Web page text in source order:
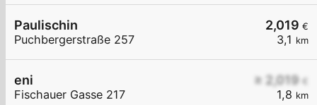
2,019 €
3,1 km
Paulischin
Puchbergerstraße 257
≥ 2,019 €
1,8 km
eni
Fischauer Gasse 217